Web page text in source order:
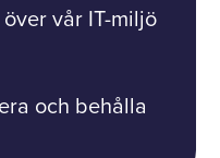
vår IT-miljö
och behålla